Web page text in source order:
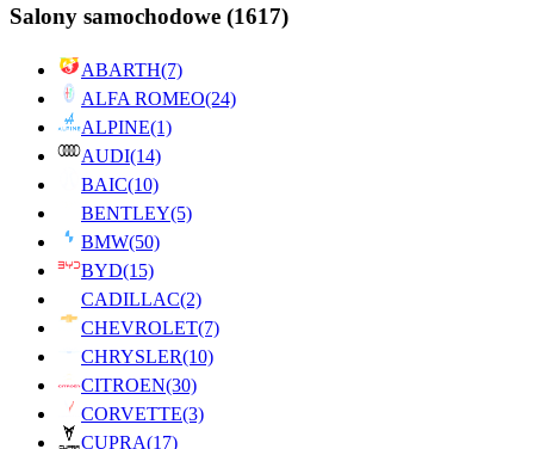
Salony samochodowe (1617)
ABARTH(7)
ALFA ROMEO(24)
ALPINE(1)
AUDI(14)
BAIC(10)
BENTLEY(5)
BMW(50)
BYD(15)
CADILLAC(2)
CHEVROLET(7)
CHRYSLER(10)
CITROEN(30)
CORVETTE(3)
CUPRA(17)